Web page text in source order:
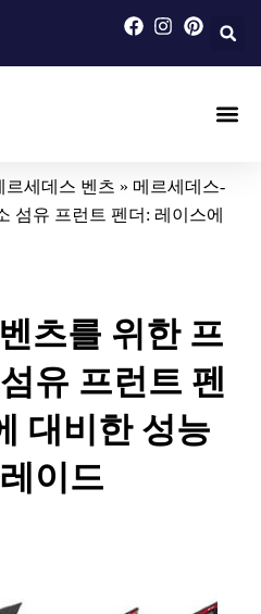
르세데스 벤츠 » 메르세데스-
섬유 프런트 펜더: 레이스에
츠를 위한 프
유 프런트 펜
대비한 성능
이드